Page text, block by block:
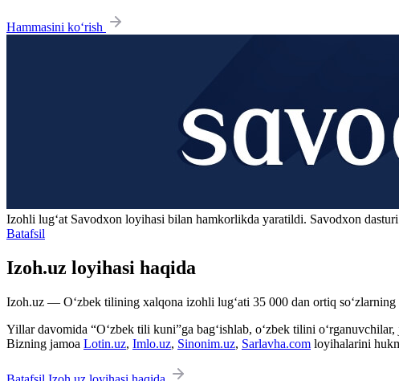
Hammasini ko‘rish
Izohli lugʻat Savodxon loyihasi bilan hamkorlikda yaratildi. Savodxon
Batafsil
Izoh.uz loyihasi haqida
Izoh.uz — O‘zbek tilining xalqona izohli lug‘ati 35 000 dan ortiq
Yillar davomida “O‘zbek tili kuni”ga bag‘ishlab, o‘zbek tilini
Bizning jamoa Lotin.uz, Imlo.uz, Sinonim.uz, Sarlavha.com loyihalarini